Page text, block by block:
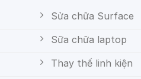
Sửa chữa Surface
Sữa chữa laptop
Thay thế linh kiện